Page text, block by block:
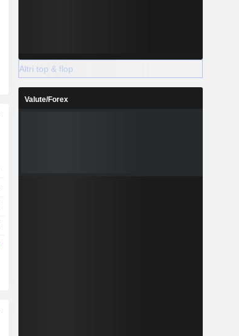
Altri top & flop
Valute/Forex